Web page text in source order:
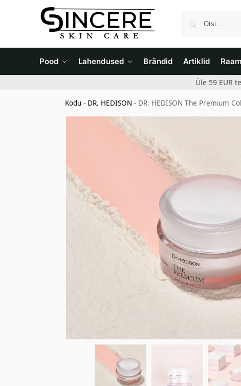
Pood Lahendused Brändid Artiklid
Üle 59 EUR
Kodu - DR. HEDISON - DR. HEDISON The Premium